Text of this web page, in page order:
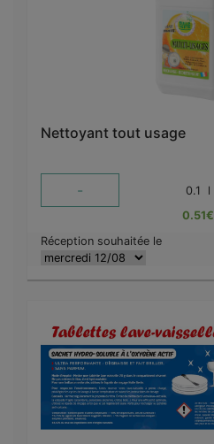
Nettoyant tout usage
- 0.1 l
0.51€
Réception souhaitée le